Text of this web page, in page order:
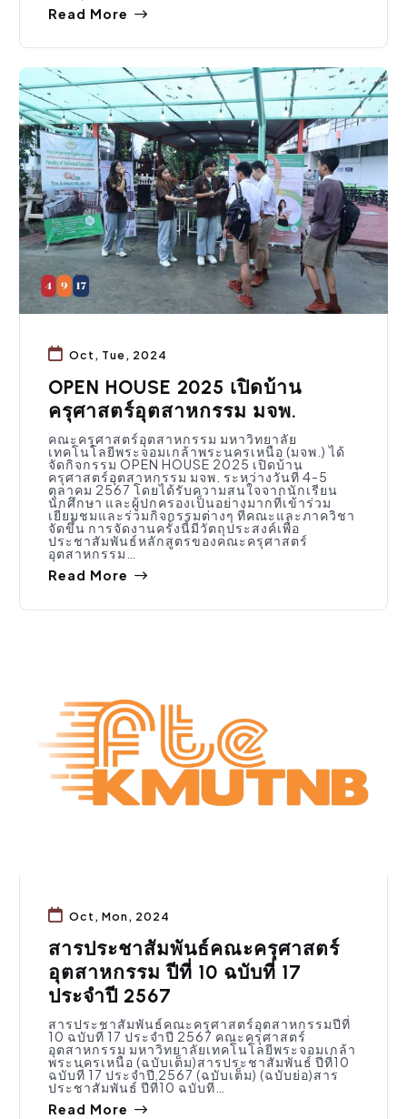
Read More
กิจกรรมคณะ
Oct, Tue, 2024
OPEN HOUSE 2025 เปิดบ้าน
ครุศาสตร์อุตสาหกรรม มจพ.
คณะครุศาสตร์อุตสาหกรรม มหาวิทยาลัย
เทคโนโลยีพระจอมเกล้าพระนครเหนือ (มจพ.) ได้
จัดกิจกรรม OPEN HOUSE 2025 เปิดบ้าน
ครุศาสตร์อุตสาหกรรม มจพ. ระหว่างวันที่ 4-5
ตุลาคม 2567 โดยได้รับความสนใจจากนักเรียน
นักศึกษา และผู้ปกครองเป็นอย่างมากที่เข้าร่วม
เยี่ยมชมและร่วมกิจกรรมต่างๆ ที่คณะและภาควิชา
จัดขึ้น การจัดงานครั้งนี้มีวัตถุประสงค์เพื่อ
ประชาสัมพันธ์หลักสูตรของคณะครุศาสตร์
อุตสาหกรรม…
Read More
Oct, Mon, 2024
สารประชาสัมพันธ์คณะครุศาสตร์
อุตสาหกรรม ปีที่ 10 ฉบับที่ 17
ประจำปี 2567
สารประชาสัมพันธ์คณะครุศาสตร์อุตสาหกรรมปีที่
10 ฉบับที่ 17 ประจำปี 2567 คณะครุศาสตร์
อุตสาหกรรม มหาวิทยาลัยเทคโนโลยีพระจอมเกล้า
พระนครเหนือ (ฉบับเต็ม)สารประชาสัมพันธ์ ปีที่10
ฉบับที่ 17 ประจำปี 2567 (ฉบับเต็ม) (ฉบับย่อ)สาร
ประชาสัมพันธ์ ปีที่10 ฉบับที่…
Read More